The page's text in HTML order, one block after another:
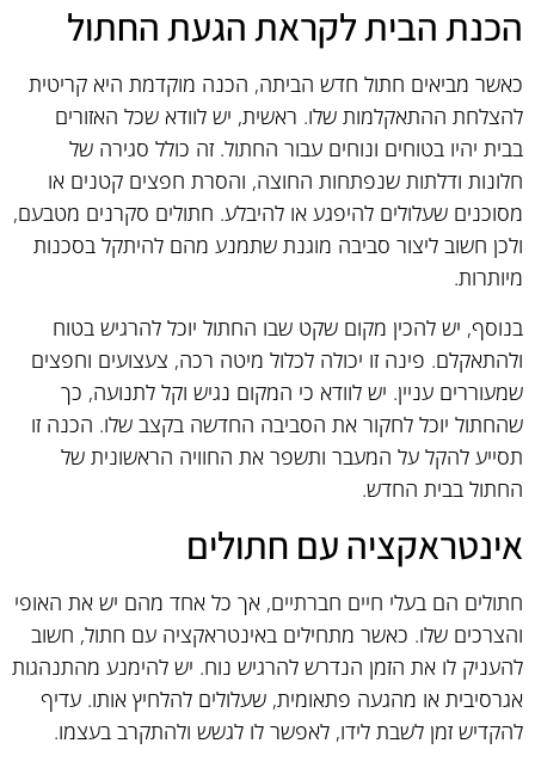
הכנת הבית לקראת הגעת החתול
כאשר מביאים חתול חדש הביתה, הכנה מוקדמת היא קריטית
להצלחת ההתאקלמות שלו. ראשית, יש לוודא שכל האזורים
בבית יהיו בטוחים ונוחים עבור החתול. זה כולל סגירה של
חלונות ודלתות שנפתחות החוצה, והסרת חפצים קטנים או
מסוכנים שעלולים להיפגע או להיבלע. חתולים סקרנים מטבעם,
ולכן חשוב ליצור סביבה מוגנת שתמנע מהם להיתקל בסכנות
מיותרות.
בנוסף, יש להכין מקום שקט שבו החתול יוכל להרגיש בטוח
ולהתאקלם. פינה זו יכולה לכלול מיטה רכה, צעצועים וחפצים
שמעוררים עניין. יש לוודא כי המקום נגיש וקל לתנועה, כך
שהחתול יוכל לחקור את הסביבה החדשה בקצב שלו. הכנה זו
תסייע להקל על המעבר ותשפר את החוויה הראשונית של
החתול בבית החדש.
אינטראקציה עם חתולים
חתולים הם בעלי חיים חברתיים, אך כל אחד מהם יש את האופי
והצרכים שלו. כאשר מתחילים באינטראקציה עם חתול, חשוב
להעניק לו את הזמן הנדרש להרגיש נוח. יש להימנע מהתנהגות
אגרסיבית או מהגעה פתאומית, שעלולים להלחיץ אותו. עדיף
להקדיש זמן לשבת לידו, לאפשר לו לגשש ולהתקרב בעצמו.